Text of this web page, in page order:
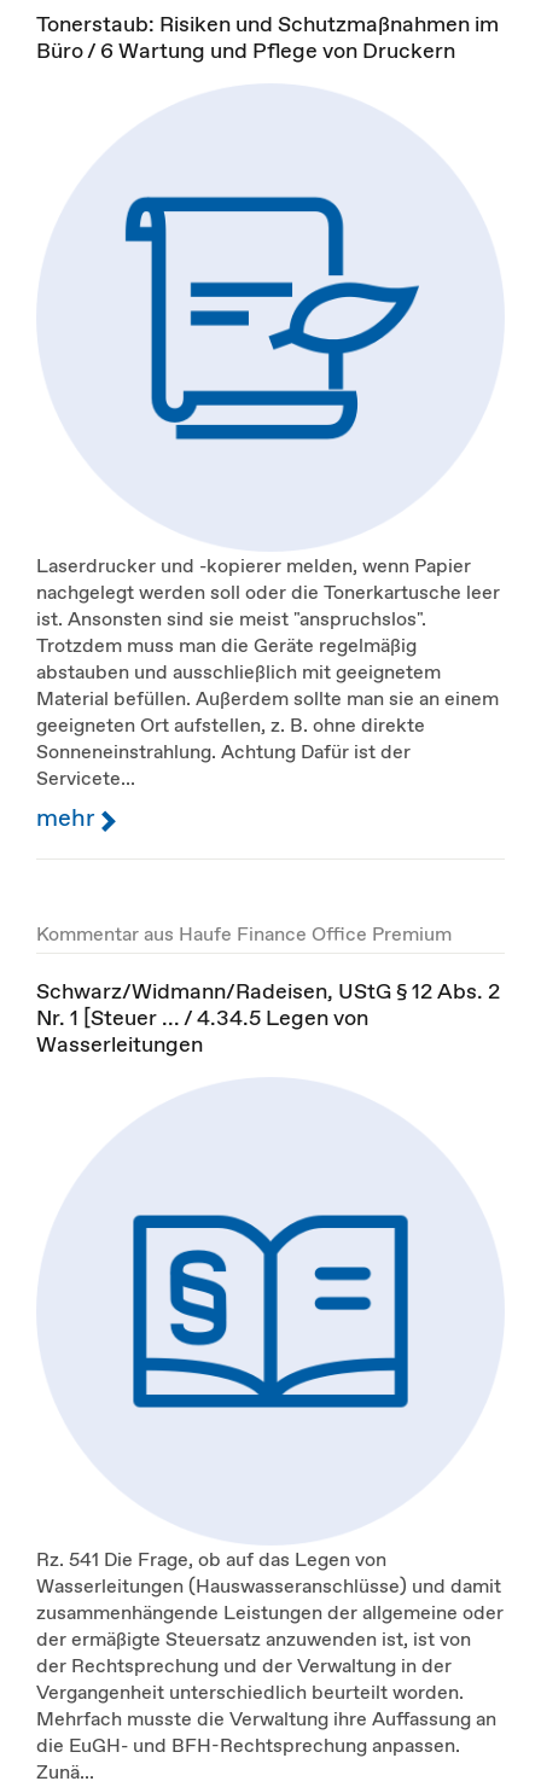
Tonerstaub: Risiken und Schutzmaßnahmen im
Büro / 6 Wartung und Pflege von Druckern
Laserdrucker und -kopierer melden, wenn Papier
nachgelegt werden soll oder die Tonerkartusche leer
ist. Ansonsten sind sie meist "anspruchslos".
Trotzdem muss man die Geräte regelmäßig
abstauben und ausschließlich mit geeignetem
Material befüllen. Außerdem sollte man sie an einem
geeigneten Ort aufstellen, z. B. ohne direkte
Sonneneinstrahlung. Achtung Dafür ist der
Servicete...
mehr
Kommentar aus Haufe Finance Office Premium
Schwarz/Widmann/Radeisen, UStG § 12 Abs. 2
Nr. 1 [Steuer ... / 4.34.5 Legen von
Wasserleitungen
Rz. 541 Die Frage, ob auf das Legen von
Wasserleitungen (Hauswasseranschlüsse) und damit
zusammenhängende Leistungen der allgemeine oder
der ermäßigte Steuersatz anzuwenden ist, ist von
der Rechtsprechung und der Verwaltung in der
Vergangenheit unterschiedlich beurteilt worden.
Mehrfach musste die Verwaltung ihre Auffassung an
die EuGH- und BFH-Rechtsprechung anpassen.
Zunä...